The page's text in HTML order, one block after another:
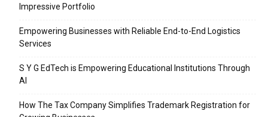
Impressive Portfolio
Empowering Businesses with Reliable End-to-End Logistics
Services
S Y G EdTech is Empowering Educational Institutions Through
AI
How The Tax Company Simplifies Trademark Registration for